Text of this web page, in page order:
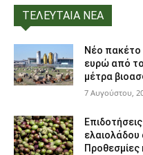
ΤΕΛΕΥΤΑΙΑ ΝΕΑ
Νέο πακέτο
ευρώ από
μέτρα
7 Αυγούστου,
Προθεσμίες